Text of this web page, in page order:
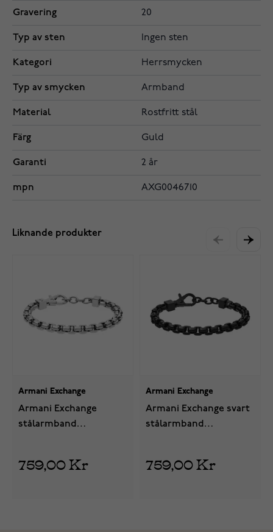
Gravering 20
Typ av sten Ingen sten
Kategori Herrsmycken
Typ av smycken Armband
Material Rostfritt stål
Färg Guld
Garanti 2 år
mpn AXG0046710
Liknande produkter
Armani Exchange
Armani Exchange
stålarmband
759,00 Kr
Armani Exchange
Armani Exchange svart
stålarmband
759,00 Kr